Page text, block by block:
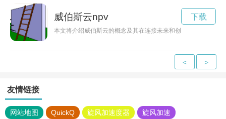
威伯斯云npv
本文将介绍威伯斯云的概念及其在连接未来和创造无限可能方面
下载
< >
友情链接
网站地图 QuickQ 旋风加速度器 旋风加速